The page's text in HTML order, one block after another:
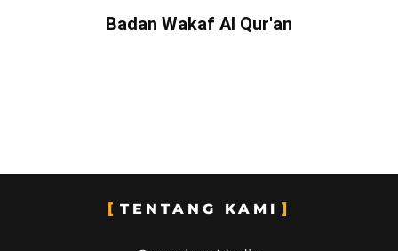
Badan Wakaf Al Qur'an
TENTANG KAMI